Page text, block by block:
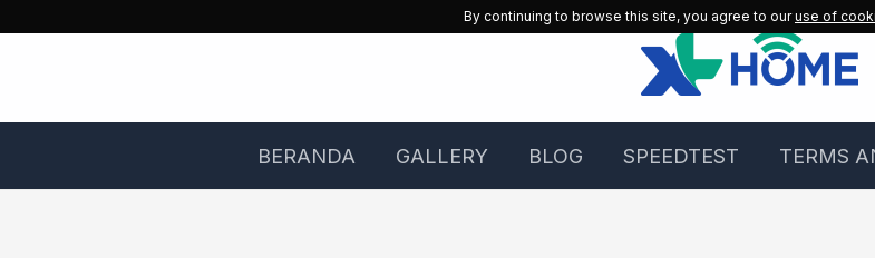
BERANDA GALLERY BLOG SPEEDTEST TERMS
By continuing to browse this site, you agree to ouruse of